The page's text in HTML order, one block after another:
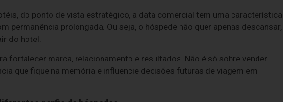
do ponto de vista estratégico, a data comercial tem uma característica
permanência prolongada. Ou seja, o hóspede não quer apenas descansar,
do hotel.
fortalecer marca, relacionamento e resultados. Não é só sobre vender
que fique na memória e influencie decisões futuras de viagem em